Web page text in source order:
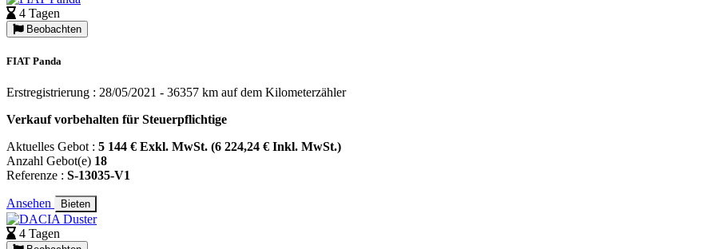
4 Tagen
Beobachten
FIAT Panda
Erstregistrierung : 28/05/2021 - 36357 km auf dem Kilometerzähler
Verkauf vorbehalten für Steuerpflichtige
Aktuelles Gebot : 5 144 € Exkl. MwSt. (6 224,24 € Inkl. MwSt.)
Anzahl Gebot(e) 18
Referenze : S-13035-V1
Ansehen Bieten
4 Tagen